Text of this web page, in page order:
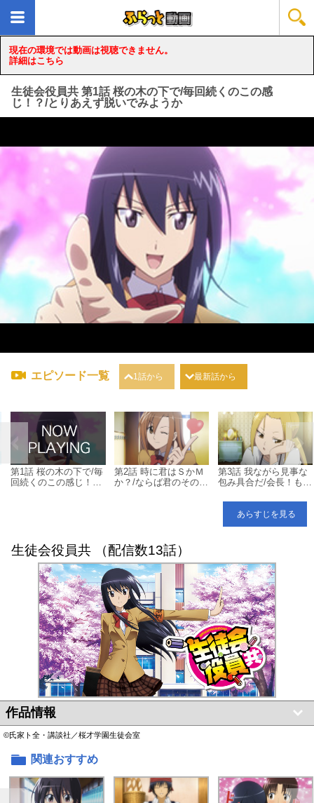
現在の環境では動画は視聴できません。
詳細はこちら
生徒会役員共 第1話 桜の木の下で/毎回続くのこの感
じ！？/とりあえず脱いでみようか
loading...
エピソード一覧 1話から 最新話から
第1話 桜の木の下で/毎
回続くのこの感じ！？/
第2話 時に君はＳかＭ
か？/ならば君のその力
第3話 我ながら見事な
包み具合だ/会長！もっ
ださい！/もう満腹なの
か！？あらすじを見る
生徒会役員共 （配信数13話）
作品情報
©氏家ト全・講談社／桜才学園生徒会室
関連おすすめ